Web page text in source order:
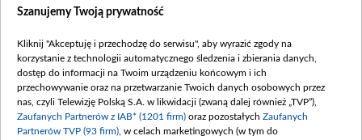
Dofinansowanie 635 783 051,21 PLN
(wpłata wrzesień 100 mln, październik 350
mln, listopad 265 mln)
Dofinansowanie 48 862 000,00 PLN
Data podpisania umowy: GRUDZIEŃ 2025
(wpłata grudzień 60,548 mln)
Szanujemy Twoją prywatność
Kliknij "Akceptuję i przechodzę do serwisu", aby wyrazić zgody na
korzystanie z technologii automatycznego śledzenia i zbierania danych,
dostęp do informacji na Twoim urządzeniu końcowym i ich
przechowywanie oraz na przetwarzanie Twoich danych osobowych przez
nas, czyli Telewizję Polską S.A. w likwidacji (zwaną dalej również „TVP”),
Zaufanych Partnerów z IAB* (1201 firm) oraz pozostałych Zaufanych
Partnerów TVP (93 firm) , w celach marketingowych (w tym do